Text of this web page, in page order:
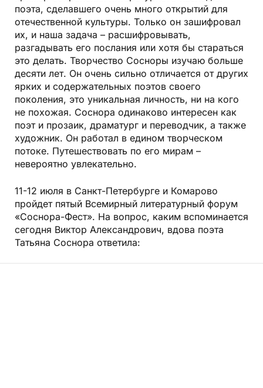
поэта, сделавшего очень много открытий для
отечественной культуры. Только он зашифровал
их, и наша задача – расшифровывать,
разгадывать его послания или хотя бы стараться
это делать. Творчество Сосноры изучаю больше
десяти лет. Он очень сильно отличается от других
ярких и содержательных поэтов своего
поколения, это уникальная личность, ни на кого
не похожая. Соснора одинаково интересен как
поэт и прозаик, драматург и переводчик, а также
художник. Он работал в едином творческом
потоке. Путешествовать по его мирам –
невероятно увлекательно.
11-12 июля в Санкт-Петербурге и Комарово
пройдет пятый Всемирный литературный форум
«Соснора-Фест». На вопрос, каким вспоминается
сегодня Виктор Александрович, вдова поэта
Татьяна Соснора ответила: